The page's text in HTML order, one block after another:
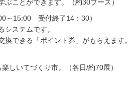
ことができます。（約30ブース）
15:00 受付終了14：30）
ステムです。
換できる「ポイント券」がもらえます
しいてづくり市。（各日/約70展）